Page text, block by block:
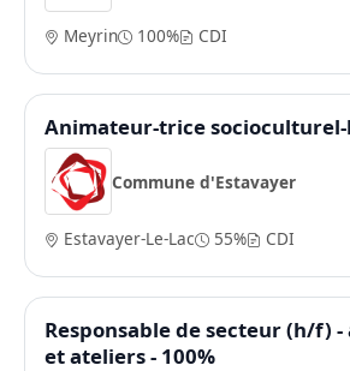
Meyrin 100% CDI
Animateur-trice socioculturel-
Commune d'Estavayer
Estavayer-Le-Lac 55% CDI
Responsable de secteur (h/f)
et ateliers - 100%